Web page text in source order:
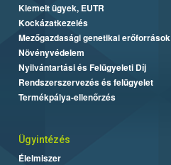
Kiemelt ügyek, EUTR
Kockázatkezelés
Mezőgazdasági genetikai erőforrások
Növényvédelem
Nyilvántartási és Felügyeleti Díj
Rendszerszervezés és felügyelet
Termékpálya-ellenőrzés
Ügyintézés
Élelmiszer